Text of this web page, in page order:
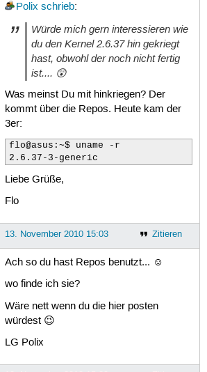
Polix schrieb:
Würde mich gern interessieren wie
du den Kernel 2.6.37 hin gekriegt
hast, obwohl der noch nicht fertig
ist.... 😲
Was meinst Du mit hinkriegen? Der
kommt über die Repos. Heute kam der
3er:
flo@asus:~$ uname -r
2.6.37-3-generic
Liebe Grüße,
Flo
Zitieren
13. November 2010 15:03
Ach so du hast Repos benutzt... ☺
wo finde ich sie?
Wäre nett wenn du die hier posten
würdest 😉
LG Polix